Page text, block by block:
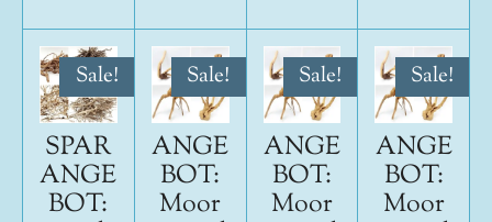
Sale!
SPAR
ANGE
BOT:
Sale!
ANGE
BOT:
Moor
Sale!
ANGE
BOT:
Moor
Sale!
ANGE
BOT:
Moor